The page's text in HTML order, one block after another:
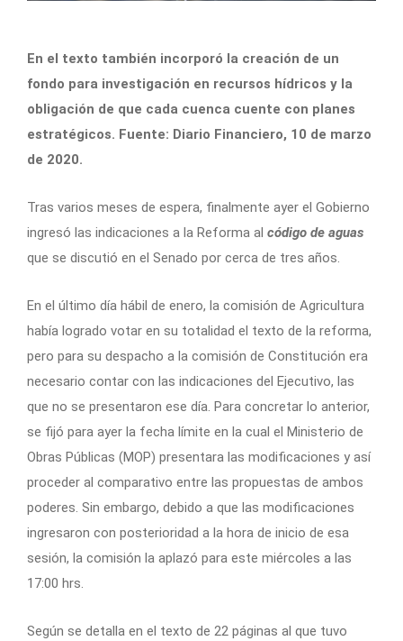
En el texto también incorporó la creación de un
fondo para investigación en recursos hídricos y la
obligación de que cada cuenca cuente con planes
estratégicos. Fuente: Diario Financiero, 10 de marzo
de 2020.
Tras varios meses de espera, finalmente ayer el Gobierno
ingresó las indicaciones a la Reforma al código de aguas
que se discutió en el Senado por cerca de tres años.
En el último día hábil de enero, la comisión de Agricultura
había logrado votar en su totalidad el texto de la reforma,
pero para su despacho a la comisión de Constitución era
necesario contar con las indicaciones del Ejecutivo, las
que no se presentaron ese día. Para concretar lo anterior,
se fijó para ayer la fecha límite en la cual el Ministerio de
Obras Públicas (MOP) presentara las modificaciones y así
proceder al comparativo entre las propuestas de ambos
poderes. Sin embargo, debido a que las modificaciones
ingresaron con posterioridad a la hora de inicio de esa
sesión, la comisión la aplazó para este miércoles a las
17:00 hrs.
Según se detalla en el texto de 22 páginas al que tuvo